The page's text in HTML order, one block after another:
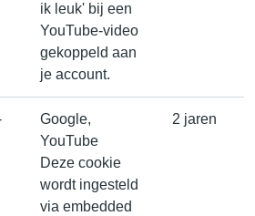
ik leuk' bij een
YouTube-video
gekoppeld aan
je account.
Google,
YouTube
Deze cookie
wordt ingesteld
via embedded
2 jaren